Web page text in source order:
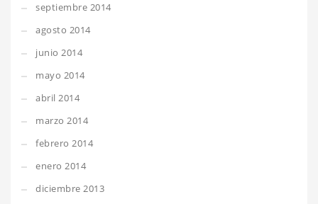
septiembre 2014
agosto 2014
junio 2014
mayo 2014
abril 2014
marzo 2014
febrero 2014
enero 2014
diciembre 2013